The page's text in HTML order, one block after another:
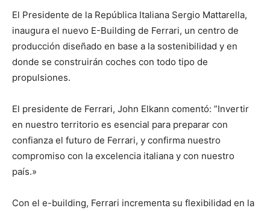
El Presidente de la República Italiana Sergio Mattarella,
inaugura el nuevo E-Building de Ferrari, un centro de
producción diseñado en base a la sostenibilidad y en
donde se construirán coches con todo tipo de
propulsiones.
El presidente de Ferrari, John Elkann comentó: ”Invertir
en nuestro territorio es esencial para preparar con
confianza el futuro de Ferrari, y confirma nuestro
compromiso con la excelencia italiana y con nuestro
país.»
Con el e-building, Ferrari incrementa su flexibilidad en la